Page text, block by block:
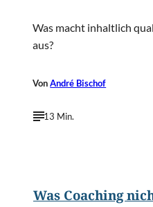
Was macht inhaltlich
aus?
VonAndré Bischof
13 Min.
Was Coaching